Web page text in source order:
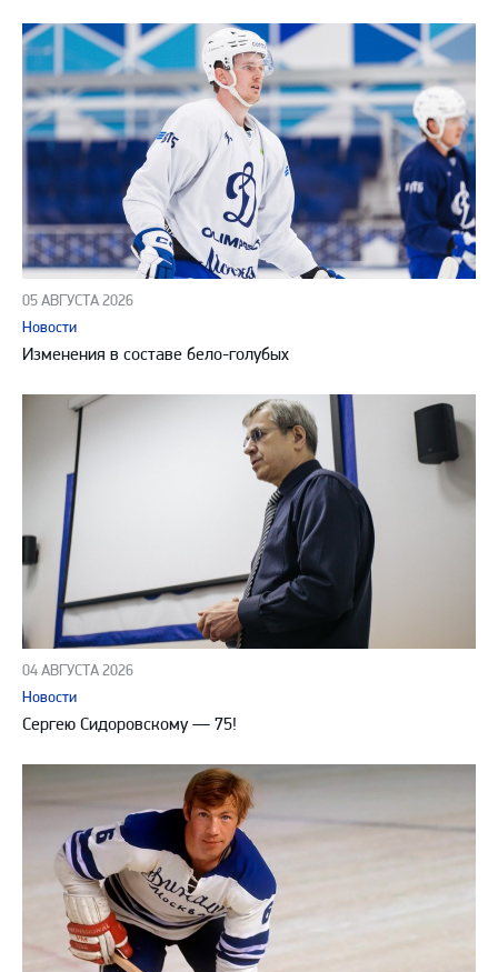
05 АВГУСТА 2026
Новости
Изменения в составе бело-голубых
04 АВГУСТА 2026
Новости
Сергею Сидоровскому — 75!